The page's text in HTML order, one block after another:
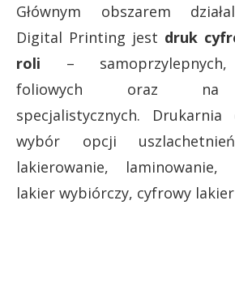
Głównym obszarem
Digital Printing jest druk
roli – samoprzylepnych,
foliowych oraz na
specjalistycznych.
wybór opcji
lakierowanie,
lakier wybiórczy, cyfrowy lakier